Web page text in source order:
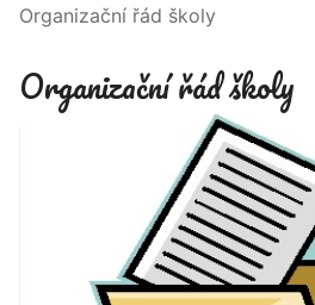
Organizační řád školy
Organizační řád školy